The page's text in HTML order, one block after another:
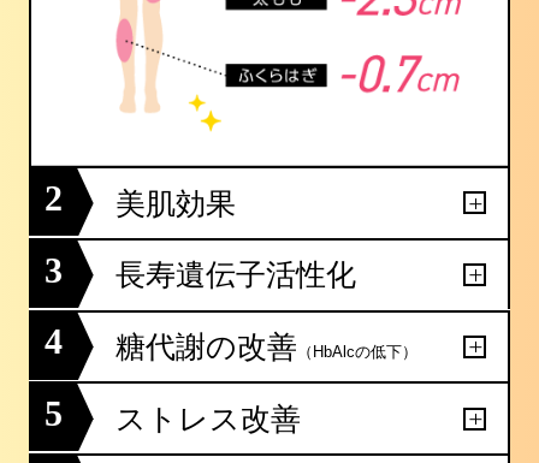
2 美肌効果
3 長寿遺伝子活性化
4 糖代謝の改善 （HbAlcの低下）
5 ストレス改善